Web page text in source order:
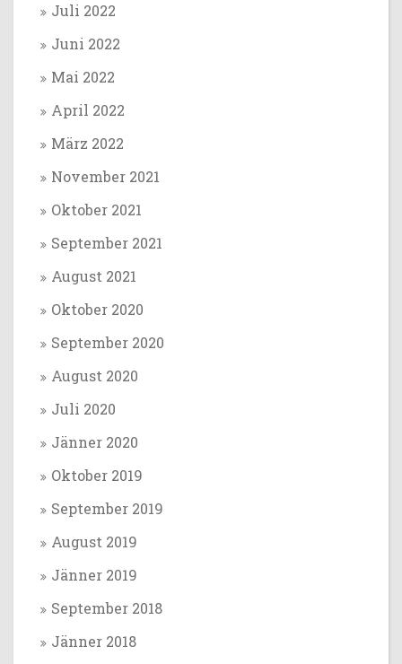
Juli 2022
Juni 2022
Mai 2022
April 2022
März 2022
November 2021
Oktober 2021
September 2021
August 2021
Oktober 2020
September 2020
August 2020
Juli 2020
Jänner 2020
Oktober 2019
September 2019
August 2019
Jänner 2019
September 2018
Jänner 2018